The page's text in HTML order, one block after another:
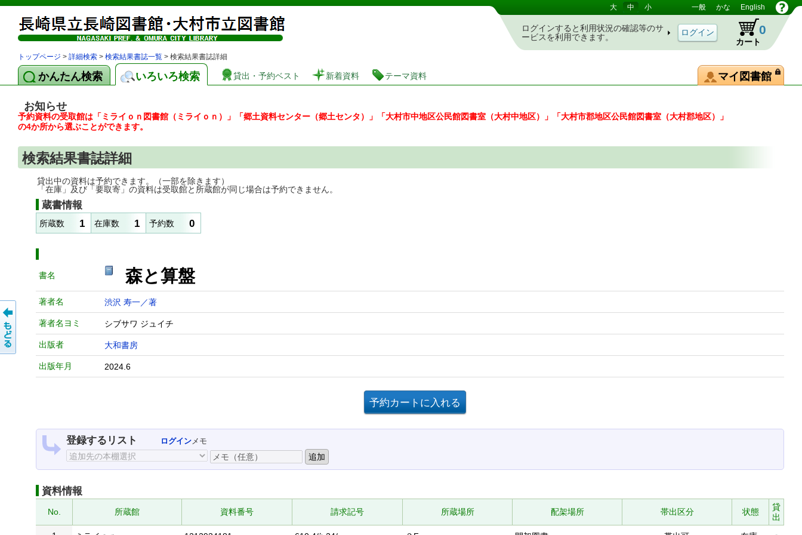
図書館 蔵書検索・予約システム 大 中 小 一般 かな English
ログインすると利用状況の確認等のサ
ービスを利用できます。
カート
0
トップページ > 詳細検索 > 検索結果書誌一覧 > 検索結果書誌詳細
かんたん検索 いろいろ検索 貸出・予約ベスト 新着資料 テーマ資料 マイ図書館
お知らせ
予約資料の受取館は「ミライｏｎ図書館（ミライｏｎ）」「郷土資料センター（郷土センタ）」「大村市中地区公民館図書室（大村中地区）」「大村市郡地区公民館図書室（大村郡地区）」
の4か所から選ぶことができます。
検索結果書誌詳細
貸出中の資料は予約できます。（一部を除きます）
「在庫」及び「要取寄」の資料は受取館と所蔵館が同じ場合は予約できません。
蔵書情報
所蔵数 1 在庫数 1 予約数 0
書名 森と算盤
著者名 渋沢 寿一／著
著者名ヨミ シブサワ ジュイチ
出版者 大和書房
出版年月 2024.6
登録するリスト ログインメモ
資料情報
No. 所蔵館 資料番号 請求記号 所蔵場所 配架場所 帯出区分 状態
貸
出